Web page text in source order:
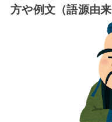
方や例文（語源由来